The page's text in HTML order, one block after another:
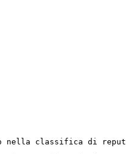
nella classifica di